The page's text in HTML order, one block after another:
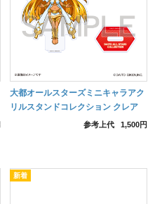
大都オールスターズミニキャラアク
リルスタンドコレクション クレア
参考上代 1,500円